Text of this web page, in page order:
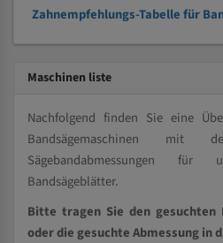
Zahnempfehlungs-Tabelle für
Maschinen liste
Nachfolgend finden Sie eine
Bandsägemaschinen mit
Sägebandabmessungen
Bandsägeblätter.
Bitte tragen Sie den gesuchten
oder die gesuchte Abmessung in